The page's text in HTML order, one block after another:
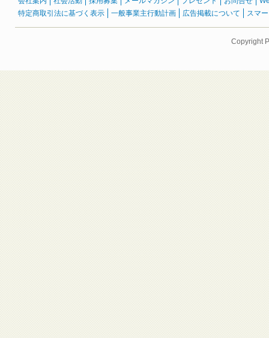
特定商取引法に基づく表示
一般事業主行動計画 広告掲載について スマ
Copyright